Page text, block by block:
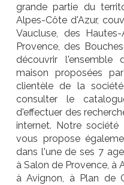
grande partie du
Alpes-Côte d'Azur,
Vaucluse, des
Provence, des
découvrir l'ensemble
maison proposées
clientèle de la
consulter le
d'effectuer des
internet. Notre
vous propose
dans l'une de ses 7
à Salon de Provence, à
à Avignon, à Plan de